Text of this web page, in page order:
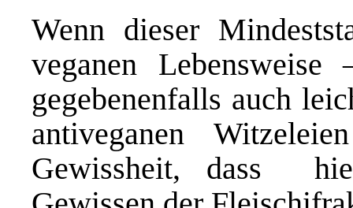
Wenn dieser
veganen
gegebenenfalls auch
antiveganen
Gewissheit, dass